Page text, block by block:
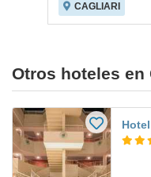
CAGLIARI
Otros hoteles en